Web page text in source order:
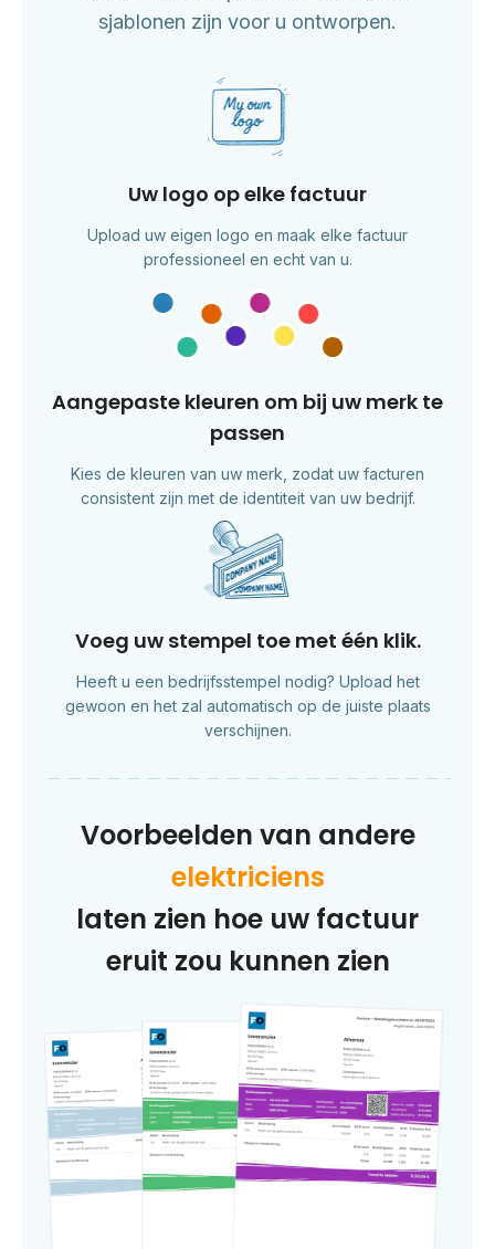
sjablonen zijn voor u ontworpen.
Uw logo op elke factuur
Upload uw eigen logo en maak elke factuur
professioneel en echt van u.
Aangepaste kleuren om bij uw merk te
passen
Kies de kleuren van uw merk, zodat uw facturen
consistent zijn met de identiteit van uw bedrijf.
Voeg uw stempel toe met één klik.
Heeft u een bedrijfsstempel nodig? Upload het
gewoon en het zal automatisch op de juiste plaats
verschijnen.
Voorbeelden van andere
elektriciens
laten zien hoe uw factuur
eruit zou kunnen zien